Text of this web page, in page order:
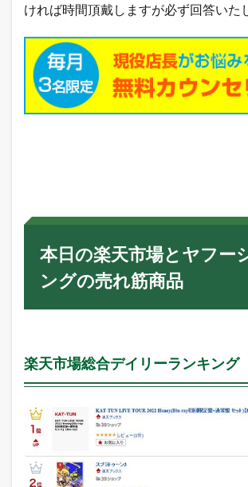
ければ時間頂戴しますが必ず回答いた
本日の楽天市場とヤフー
ングの売れ筋商品
楽天市場総合デイリーランキング